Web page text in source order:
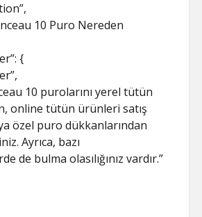
10 Puro Nereden
{
10 purolarını yerel tütün
online tütün ürünleri satış
özel puro dükkanlarından
Ayrıca, bazı
de bulma olasılığınız vardır.”